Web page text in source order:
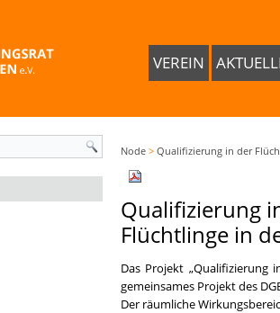
VEREIN
Node > Qualifizierung in der
Qualifizierung
Flüchtlinge in
Das Projekt
gemeinsames Projekt des
Der räumliche